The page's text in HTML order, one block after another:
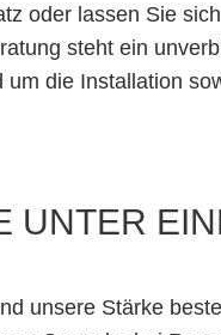
oder lassen Sie
steht ein
die Installation
UNTER
unsere Stärke